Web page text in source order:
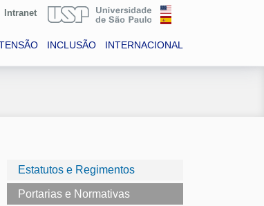
Intranet
INCLUSÃO INTERNACIONAL
Estatutos e Regimentos
Portarias e Normativas